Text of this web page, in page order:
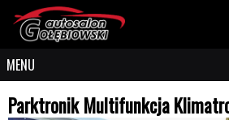
MENU
Parktronik Multifunkcja